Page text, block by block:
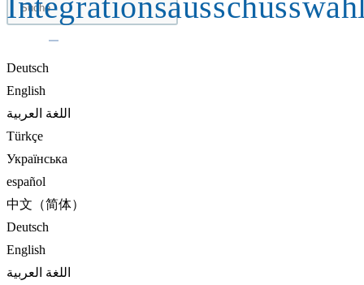
Deutsch
English
اللغة العربية
Türkçe
Українська
español
中文（简体）
Deutsch
English
اللغة العربية